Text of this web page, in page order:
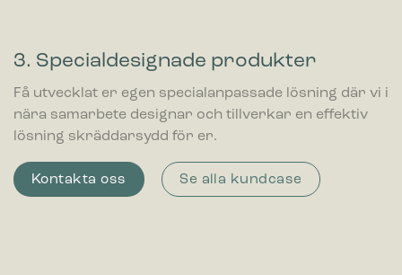
3. Specialdesignade produkter
Få utvecklat er egen specialanpassade lösning där vi i
nära samarbete designar och tillverkar en effektiv
lösning skräddarsydd för er.
Kontakta oss Se alla kundcase